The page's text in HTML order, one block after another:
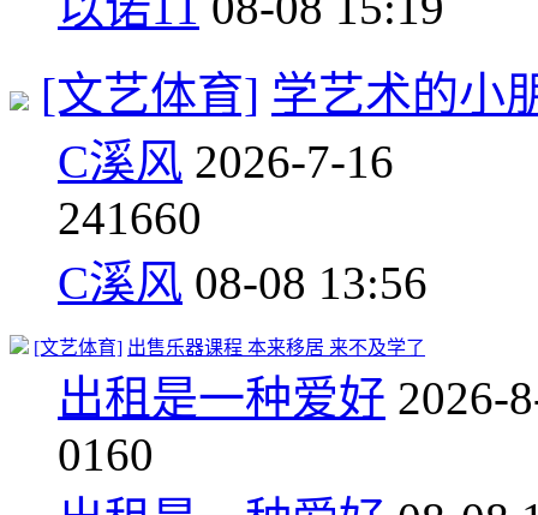
[文艺体育] 学艺术的小
C溪风 2026-7-16
241660
C溪风 08-08 13:56
[文艺体育] 出售乐器课程 本来移居 来不及学了
出租是一种爱好 2026-
0160